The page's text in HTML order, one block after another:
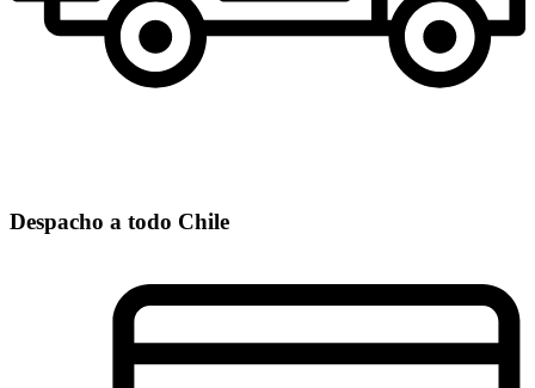
Despacho a todo Chile